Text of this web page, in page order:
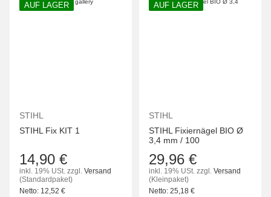
AUF LAGER
STIHL
STIHL Fix KIT 1
14,90 €
inkl. 19% USt. zzgl. Versand
(Standardpaket)
Netto: 12,52 €
AUF LAGER
STIHL
STIHL Fixiernägel BIO Ø
3,4 mm / 100
29,96 €
inkl. 19% USt. zzgl. Versand
(Kleinpaket)
Netto: 25,18 €